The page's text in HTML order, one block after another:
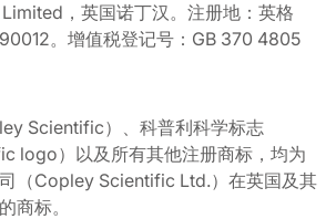
，英国诺丁汉。注册地：英格
。增值税登记号：GB 370 4805
Scientific）、科普利科学标志
logo）以及所有其他注册商标，均为
（Copley Scientific Ltd.）在英国及其
商标。